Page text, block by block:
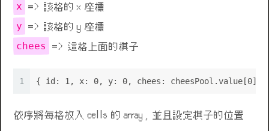
x => 該格的 x 座標
y => 該格的 y 座標
chees => 這格上面的棋子
1 { id: 1, x: 0, y: 0, chees: cheesPool.value[0]
依序將每格放入 cells 的 array , 並且設定棋子的位置